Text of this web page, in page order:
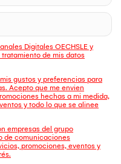
Digitales OECHSLE y
de mis datos
gustos y preferencias para
Acepto que me envien
hechas a mi medida,
y todo lo que se alinee
empresas del grupo
de comunicaciones
promociones, eventos y